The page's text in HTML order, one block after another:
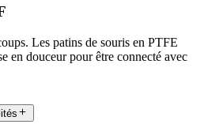
Les patins de souris en PTFE
en douceur pour être connecté avec